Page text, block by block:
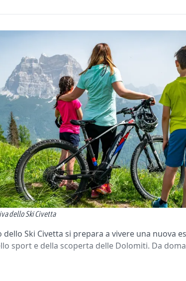
dello Ski Civetta
Ski Civetta si prepara a vivere una nuova
sport e della scoperta delle Dolomiti. Da